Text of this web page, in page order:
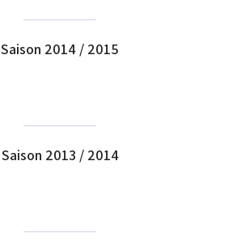
Saison 2014 / 2015
Saison 2013 / 2014